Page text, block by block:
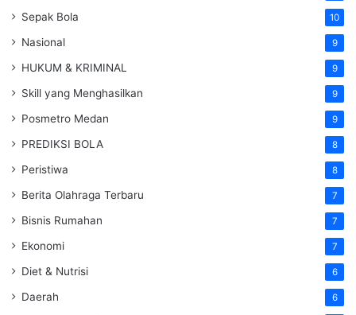
Sepak Bola 10
Nasional 9
HUKUM & KRIMINAL 9
Skill yang Menghasilkan 9
Posmetro Medan 9
PREDIKSI BOLA 8
Peristiwa 8
Berita Olahraga Terbaru 7
Bisnis Rumahan 7
Ekonomi 7
Diet & Nutrisi 6
Daerah 6